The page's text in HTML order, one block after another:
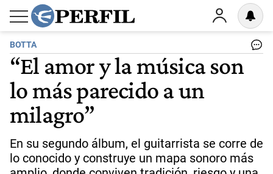
BOTTA
“El amor y la música son
lo más parecido a un
milagro”
En su segundo álbum, el guitarrista se corre de
lo conocido y construye un mapa sonoro más